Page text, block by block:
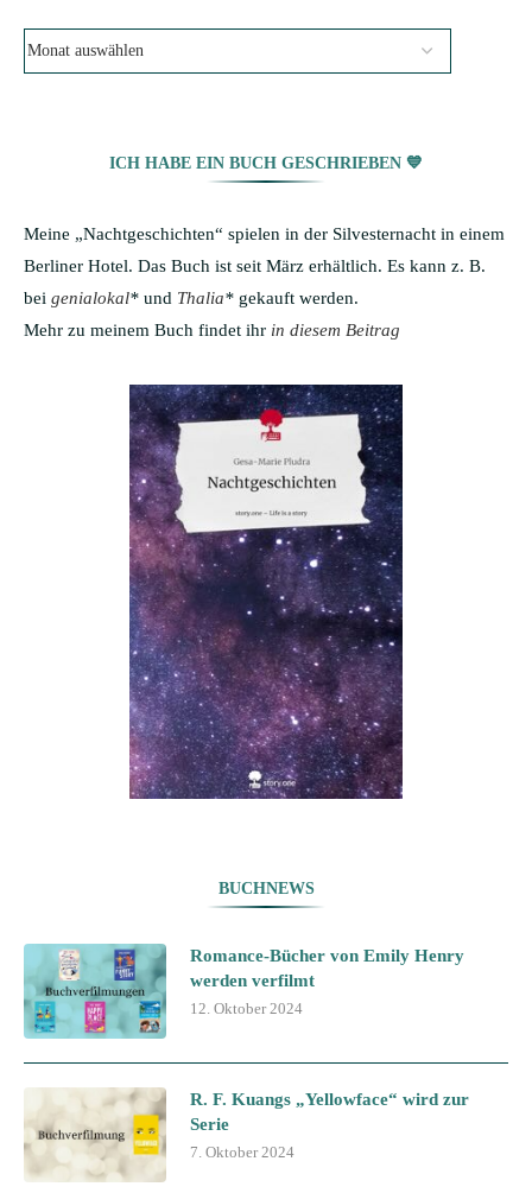
ICH HABE EIN BUCH GESCHRIEBEN 💙
Meine „Nachtgeschichten“ spielen in der Silvesternacht in einem
Berliner Hotel. Das Buch ist seit März erhältlich. Es kann z. B.
bei genialokal* und Thalia* gekauft werden.
Mehr zu meinem Buch findet ihr in diesem Beitrag
BUCHNEWS
Romance-Bücher von Emily Henry
werden verfilmt
12. Oktober 2024
R. F. Kuangs „Yellowface“ wird zur
Serie
7. Oktober 2024